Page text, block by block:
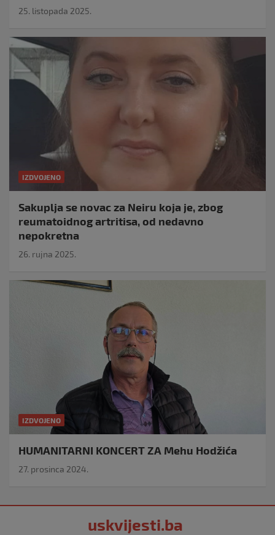
25. listopada 2025.
IZDVOJENO
Sakuplja se novac za Neiru koja je, zbog
reumatoidnog artritisa, od nedavno
nepokretna
26. rujna 2025.
IZDVOJENO
HUMANITARNI KONCERT ZA Mehu Hodžića
27. prosinca 2024.
uskvijesti.ba